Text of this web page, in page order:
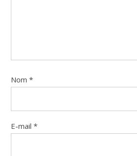
Nom*
E-mail*